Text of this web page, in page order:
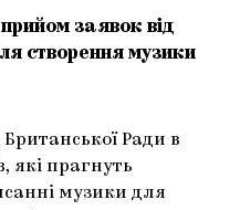
заявок від
створення музики
Ради в
які прагнуть
музики для